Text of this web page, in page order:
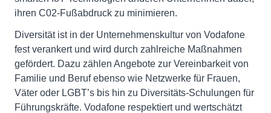
ihren C02-Fußabdruck zu minimieren.
Diversität ist in der Unternehmenskultur von Vodafone
fest verankert und wird durch zahlreiche Maßnahmen
gefördert. Dazu zählen Angebote zur Vereinbarkeit von
Familie und Beruf ebenso wie Netzwerke für Frauen,
Väter oder LGBT’s bis hin zu Diversitäts-Schulungen für
Führungskräfte. Vodafone respektiert und wertschätzt